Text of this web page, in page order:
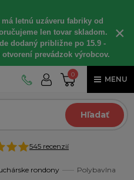
letnú uzáveru fabriky od
len tovar skladom.
dodaný približne po 15.9 -
prevádzok výrobcov.
×
0
MENU
Hľadať
545 recenzií
rondony Polybavlna